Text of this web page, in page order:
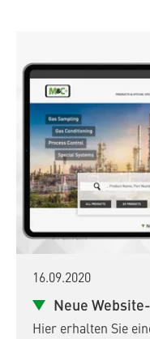
16.09.2020
Neue
Hier erhalten Sie